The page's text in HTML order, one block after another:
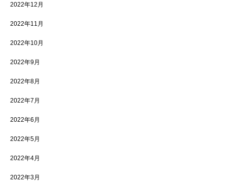
2022年12月
2022年11月
2022年10月
2022年9月
2022年8月
2022年7月
2022年6月
2022年5月
2022年4月
2022年3月